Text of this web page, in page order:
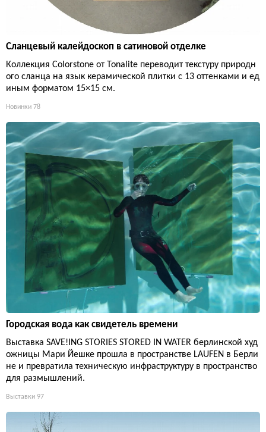
Сланцевый калейдоскоп в сатиновой отделке
Коллекция Colorstone от Tonalite переводит текстуру природн
ого сланца на язык керамической плитки с 13 оттенками и ед
иным форматом 15×15 см.
Новинки 78
Городская вода как свидетель времени
Выставка SAVE!ING STORIES STORED IN WATER берлинской худ
ожницы Мари Йешке прошла в пространстве LAUFEN в Берли
не и превратила техническую инфраструктуру в пространство
для размышлений.
Выставки 97